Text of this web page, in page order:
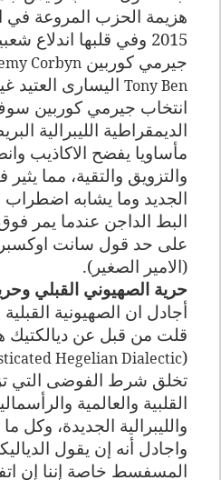
هزيمة الحزب المروعة في
2015 وفي قلبها اندلاع
جيرمي كوربين Corbyn
Tony Ben اليسارى العتيد
انتخاب جيرمي كوربين
الديمقراطية الليبرالية
مأساويا يفضح الاكاذيب
والتزويق والتقية، مما
الجديد وما يشابه
البط الداجن عندما يمر
على حد قول سانت
(الامير الصغير).
حرية الصهيوني القبلي
أجادل ان الصهيونية
قلت من قبل عن
(
Hegelian Dialectic
تخلق شرط الفوضى التي
القلبية والعالمية
والليبرالية الجديدة، وكل
واجادل أنه إن يقول
المسفسط خاصة إننا إن